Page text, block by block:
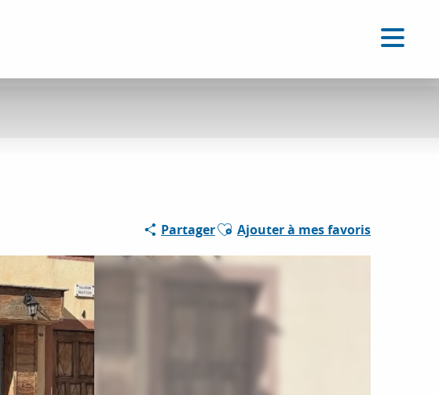
PartagerAjouter aux favoris
Ajouter à mes favoris